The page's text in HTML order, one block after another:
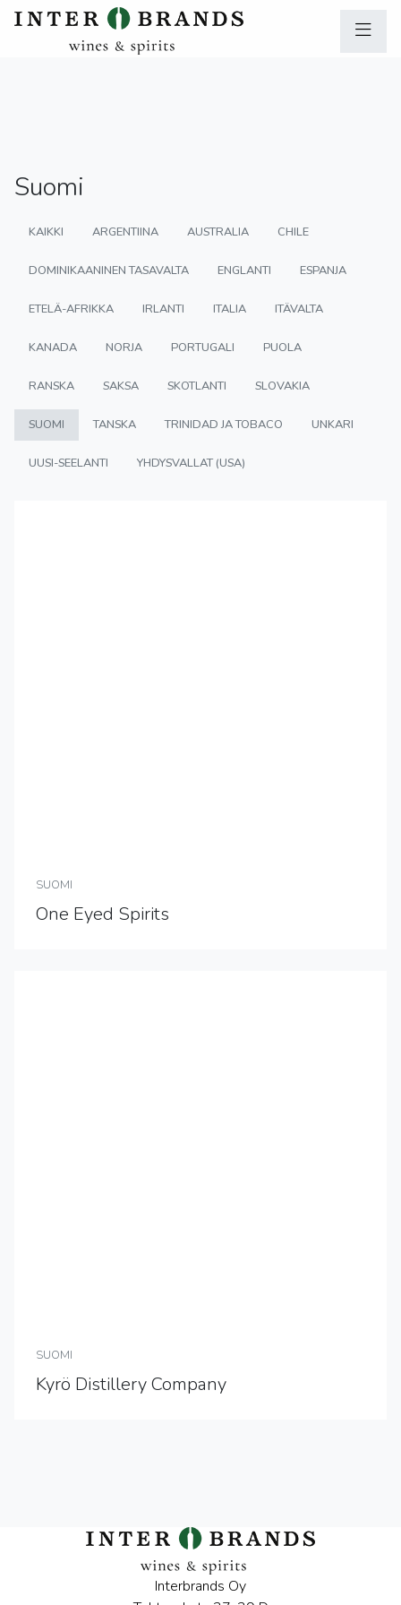
Suomi
KAIKKI ARGENTIINA AUSTRALIA CHILE
DOMINIKAANINEN TASAVALTA ENGLANTI ESPANJA
ETELÄ-AFRIKKA IRLANTI ITALIA ITÄVALTA
KANADA NORJA PORTUGALI PUOLA
RANSKA SAKSA SKOTLANTI SLOVAKIA
SUOMI TANSKA TRINIDAD JA TOBACO UNKARI
UUSI-SEELANTI YHDYSVALLAT (USA)
SUOMI
One Eyed Spirits
SUOMI
Kyrö Distillery Company
Interbrands Oy